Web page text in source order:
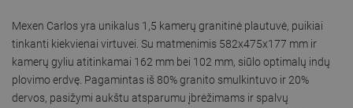
Mexen Carlos yra unikalus 1,5 kamerų granitinė plautuvė, puikiai
tinkanti kiekvienai virtuvei. Su matmenimis 582x475x177 mm ir
kamerų gyliu atitinkamai 162 mm bei 102 mm, siūlo optimalų indų
plovimo erdvę. Pagamintas iš 80% granito smulkintuvo ir 20%
dervos, pasižymi aukštu atsparumu įbrėžimams ir spalvų